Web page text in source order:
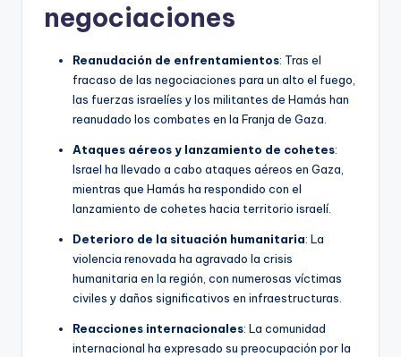
negociaciones
Reanudación de enfrentamientos: Tras el
fracaso de las negociaciones para un alto el fuego,
las fuerzas israelíes y los militantes de Hamás han
reanudado los combates en la Franja de Gaza.
Ataques aéreos y lanzamiento de cohetes:
Israel ha llevado a cabo ataques aéreos en Gaza,
mientras que Hamás ha respondido con el
lanzamiento de cohetes hacia territorio israelí.
Deterioro de la situación humanitaria: La
violencia renovada ha agravado la crisis
humanitaria en la región, con numerosas víctimas
civiles y daños significativos en infraestructuras.
Reacciones internacionales: La comunidad
internacional ha expresado su preocupación por la